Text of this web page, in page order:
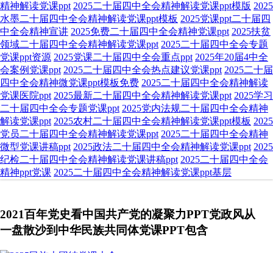
精神解读党课ppt 2025二十届四中全会精神解读党课ppt模版 2025
水墨二十届四中全会精神解读党课ppt模板 2025党课ppt二十届四
中全会精神宣讲 2025免费二十届四中全会精神党课ppt 2025扶贫
领域二十届四中全会精神解读党课ppt 2025二十届四中全会专题
党课ppt资源 2025党课二十届四中全会重点ppt 2025年20届4中全
会案例党课ppt 2025二十届四中全会热点建议党课ppt 2025二十届
四中全会精神微党课ppt模板免费 2025二十届四中全会精神解读
党课医院ppt 2025最新二十届四中全会精神解读党课ppt 2025学习
二十届四中全会专题党课ppt 2025党内法规二十届四中全会精神
解读党课ppt 2025农村二十届四中全会精神解读党课ppt模板 2025
党员二十届四中全会精神解读党课ppt 2025二十届四中全会精神
微型党课讲稿ppt 2025政法二十届四中全会精神解读党课ppt 2025
纪检二十届四中全会精神解读党课讲稿ppt 2025二十届四中全会
精神ppt党课 2025二十届四中全会精神解读党课ppt基层
2021百年党史看中国共产党的凝聚力PPT党政风从
一盘散沙到中华民族共同体党课PPT包含